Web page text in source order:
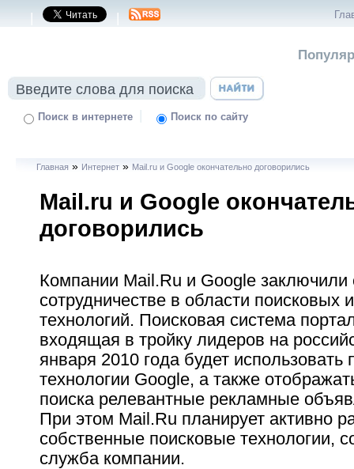
| |
Поиск в интернете | Поиск по сайту
Главная » Интернет » Mail.ru и Google окончательно договорились
Mail.ru и Google
договорились
Компании Mail.Ru и Google заключили
сотрудничестве в области поисковых
технологий. Поисковая система
входящая в тройку лидеров на
января 2010 года будет использовать
технологии Google, а также
поиска релевантные рекламные
При этом Mail.Ru планирует активно
собственные поисковые технологии,
служба компании.